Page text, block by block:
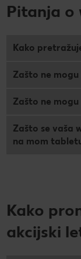
ESMARA
Ugovorena
PRAVILA
Popis
Super Sommer
How to make it
Pitanja o
Kako
Zašto ne
Zašto ne
Zašto se vaša
na mom
Kako
akcijski